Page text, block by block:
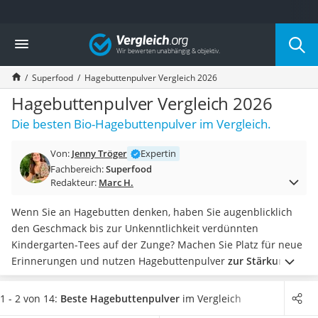
Die beliebtesten Vergleiche nach Kategorie
Lebensmittel
Schwarzkümmelöl
Knäckebrot
Schwarzkümmelöl-Kapseln
Manukahonig
Eiklar
Balsamico-Essig
Schwarzkümmelöl bio
Honig
Gemüsebrühe
Eiskaffee-Pulver
Irischer Whiskey
Grapefruitkernextrakt
Matcha-Set
Vergleich
Superfood Hagebuttenpulver Vergleich 2026
Hagebuttenpulver Vergleich 2026
Die besten Bio-Hagebuttenpulver im Vergleich.
Von: Jenny Tröger
Expertin
Fachbereich:Superfood
Redakteur: Marc H.
Wenn Sie an Hagebutten denken, haben Sie augenblicklich
den Geschmack bis zur Unkenntlichkeit verdünnten
Kindergarten-Tees auf der Zunge? Machen Sie Platz für neue
Erinnerungen und nutzen Hagebuttenpulver zur Stärkung
Ihres Immunsystems oder bei Gelenkbeschwerden.
Hagebuttenpulver darf nicht erwärmt werden, um die
1 - 2 von 14: Beste Hagebuttenpulver im Vergleich